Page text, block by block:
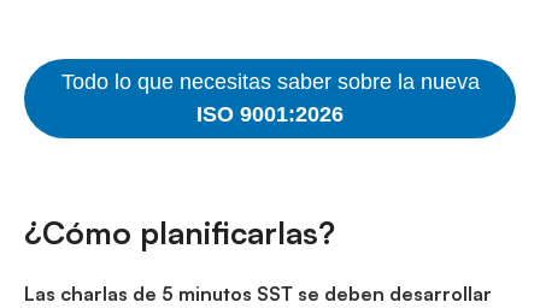
Todo lo que necesitas saber sobre la nueva
ISO 9001:2026
¿Cómo planificarlas?
Las charlas de 5 minutos SST se deben desarrollar